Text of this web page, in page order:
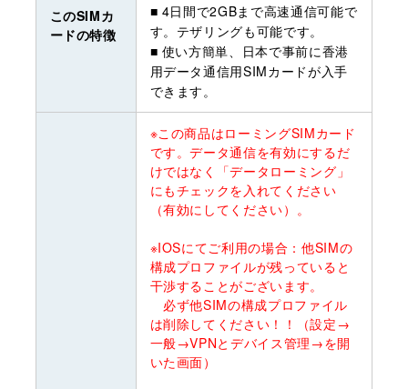
このSIMカ
ードの特徴
■ 4日間で2GBまで高速通信可能で
す。テザリングも可能です。
■ 使い方簡単、日本で事前に香港
用データ通信用SIMカードが入手
できます。
※この商品はローミングSIMカード
です。データ通信を有効にするだ
けではなく「データローミング」
にもチェックを入れてください
（有効にしてください）。
※IOSにてご利用の場合：他SIMの
構成プロファイルが残っていると
干渉することがございます。
必ず他SIMの構成プロファイル
は削除してください！！（設定→
一般→VPNとデバイス管理→を開
いた画面）